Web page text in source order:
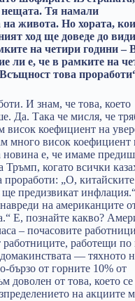
нещата. Тя намали
живота. Но хората,
ход ще доведе до
на четири години –
ли е, че в рамките на
това
И знам, че това, което
Да. Така че мисля, че
коефициент на
много висок коефициент
е, че имаме
Тръмп, когато всички
„О,
предизвикат
на американците
Е, познайте какво?
– почасовите
работниците, работещи по
— тяхното
бързо от горните 10% от
доволен от това, което се
на акциите